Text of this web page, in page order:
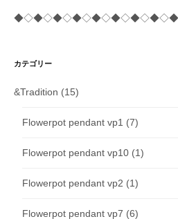
カテゴリー
&Tradition (15)
Flowerpot pendant vp1 (7)
Flowerpot pendant vp10 (1)
Flowerpot pendant vp2 (1)
Flowerpot pendant vp7 (6)